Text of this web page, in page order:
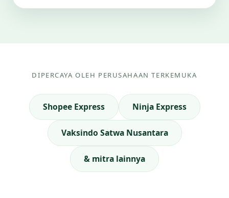
DIPERCAYA OLEH PERUSAHAAN TERKEMUKA
Shopee Express Ninja Express
Vaksindo Satwa Nusantara
& mitra lainnya